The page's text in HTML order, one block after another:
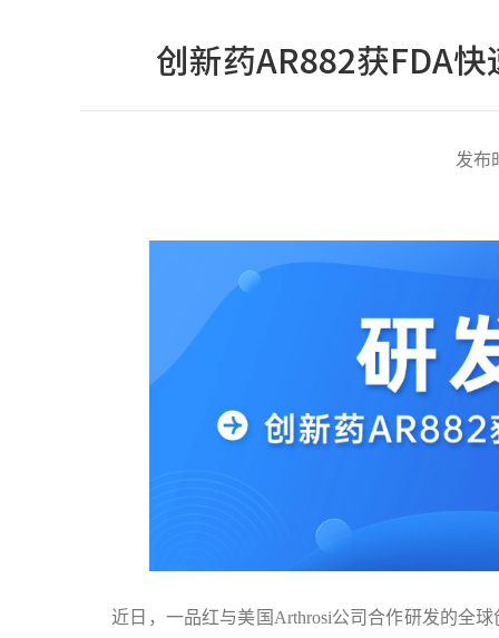
创新药AR882获FDA
发布
近日，一品红与美国Arthrosi公司合作研发的全